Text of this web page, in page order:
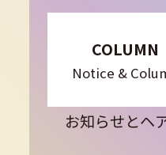
COLUMN
Notice &
お知らせとヘ